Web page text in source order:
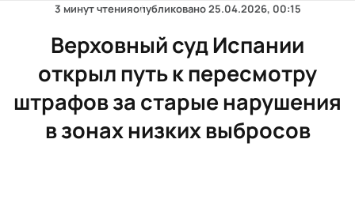
3 минут чтенияопубликовано25.04.2026, 00:15
Верховный суд Испании
открыл путь к пересмотру
штрафов за старые нарушения
в зонах низких выбросов